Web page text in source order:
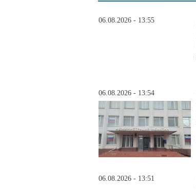
06.08.2026 - 13:55
06.08.2026 - 13:54
06.08.2026 - 13:51